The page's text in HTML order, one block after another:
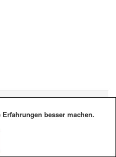
besser machen.